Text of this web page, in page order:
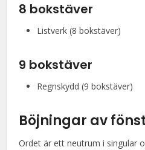
8 bokstäver
Listverk (8 bokstäver)
9 bokstäver
Regnskydd (9 bokstäver)
Böjningar av
Ordet är ett neutrum i singular